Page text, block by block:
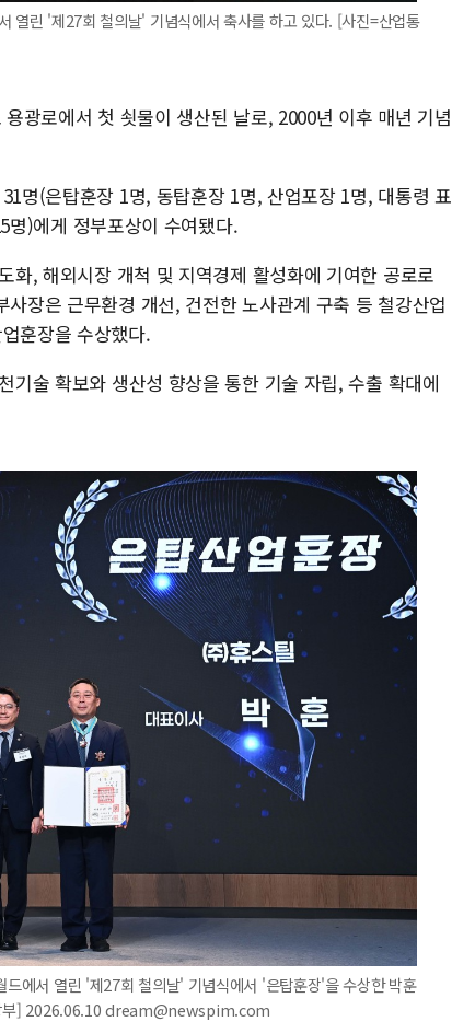
열린 '제27회 철의날' 기념식에서 축사를 하고 있다. [사진=산업통
광로에서 첫 쇳물이 생산된 날로, 2000년 이후 매년 기념
명(은탑훈장 1명, 동탑훈장 1명, 산업포장 1명, 대통령 표
)에게 정부포상이 수여됐다.
화, 해외시장 개척 및 지역경제 활성화에 기여한 공로로
장은 근무환경 개선, 건전한 노사관계 구축 등 철강산업
훈장을 수상했다.
기술 확보와 생산성 향상을 통한 기술 자립, 수출 확대에
에서 열린 '제27회 철의날' 기념식에서 '은탑훈장'을 수상한 박훈
부] 2026.06.10 dream@newspim.com